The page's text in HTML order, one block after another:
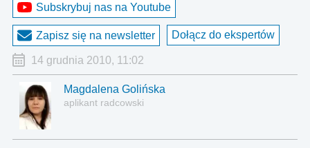
Subskrybuj nas na Youtube
Zapisz się na newsletter Dołącz do ekspertów
14 grudnia 2010, 11:02
Magdalena Golińska
aplikant radcowski